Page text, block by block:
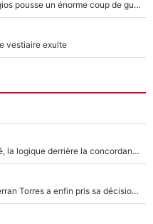
Victime de racisme contre Murray, Kyrgios pousse un énorme coup de gueule !
vestiaire exulte
Mercato Analyse : Vincius Jr-Diomandé, la logique derrière la concordance des temps
Rester à Barcelone ou partir au PSG, Ferran Torres a enfin pris sa décision : La course contre la montre est lancée !